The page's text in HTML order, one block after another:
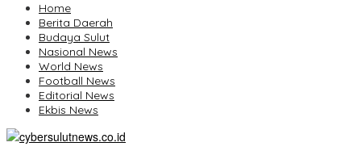
Home
Berita Daerah
Budaya Sulut
Nasional News
World News
Football News
Editorial News
Ekbis News